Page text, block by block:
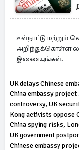
உள்நாட்டு மற்றும்
அறிந்துக்கொள்ள
இணையுங்கள்.
UK delays Chinese
China embassy
controversy, UK
Kong activists oppose
China spying risks,
UK government
Chinese embassy